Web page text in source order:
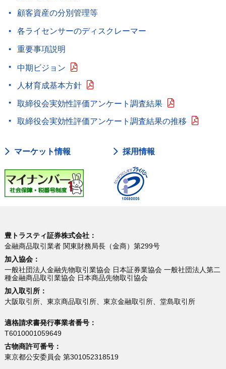
顧客資産の分別管理等
各ライセンサーのディスクレーマー
重要事項説明
中期ビジョン
人材育成基本方針
取締役会実効性評価アンケート調査結果
取締役会実効性評価アンケート調査結果の推移
マーケット情報 採用情報
豊トラスティ証券株式会社：
金融商品取引業者 関東財務局長（金商）第299号
加入協会：
一般社団法人金融先物取引業協会 日本証券業協会 一般社団法人第二
種金融商品取引業協会 日本商品先物取引協会
加入取引所：
大阪取引所、東京商品取引所、東京金融取引所、堂島取引所
適格請求書発行事業者番号：
T6010001059649
古物商許可番号：
東京都公安委員会 第301052318519